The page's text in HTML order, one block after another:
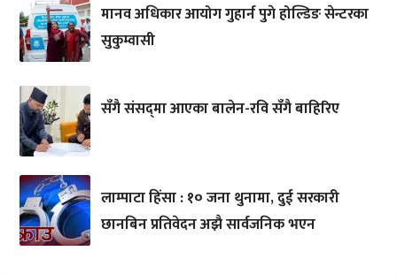
मानव अधिकार आयोग गुहार्न पुगे होल्डिङ सेन्टरका
सुकुम्वासी
सँगै संसद्‌मा आएका बालेन-रवि सँगै बाहिरिए
लाम्पाटा हिंसा : १० जना थुनामा, दुई सरकारी
छानबिन प्रतिवेदन अझै सार्वजनिक भएन